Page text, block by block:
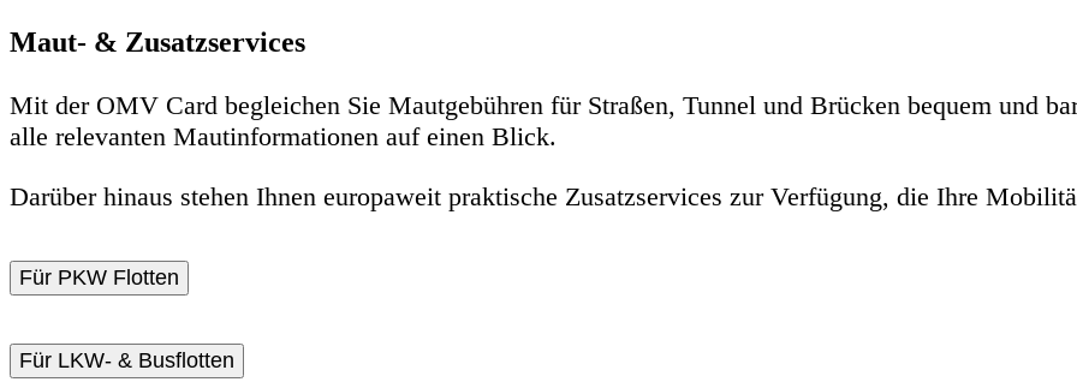
Maut- & Zusatzservices
Mit der OMV Card begleichen Sie Mautgebühren für Straßen, Tunnel und Brücken bequem und
alle relevanten Mautinformationen auf einen Blick.
Darüber hinaus stehen Ihnen europaweit praktische Zusatzservices zur Verfügung, die Ihre
Für PKW Flotten
Für LKW- & Busflotten